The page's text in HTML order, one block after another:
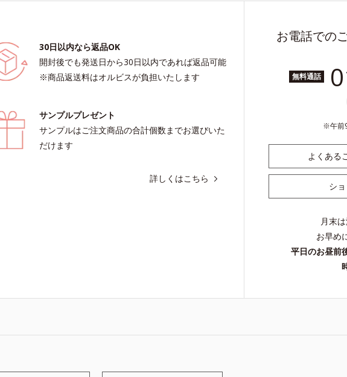
30日以内なら返品OK
開封後でも発送日から30日以内であれば返品可能
※商品返送料はオルビスが負担いたします
サンプルプレゼント
サンプルはご注文商品の合計個数までお選びいた
だけます
詳しくはこちら
お電話での
無料通話
午前
よくある
シ
月末
お早め
平日のお昼前